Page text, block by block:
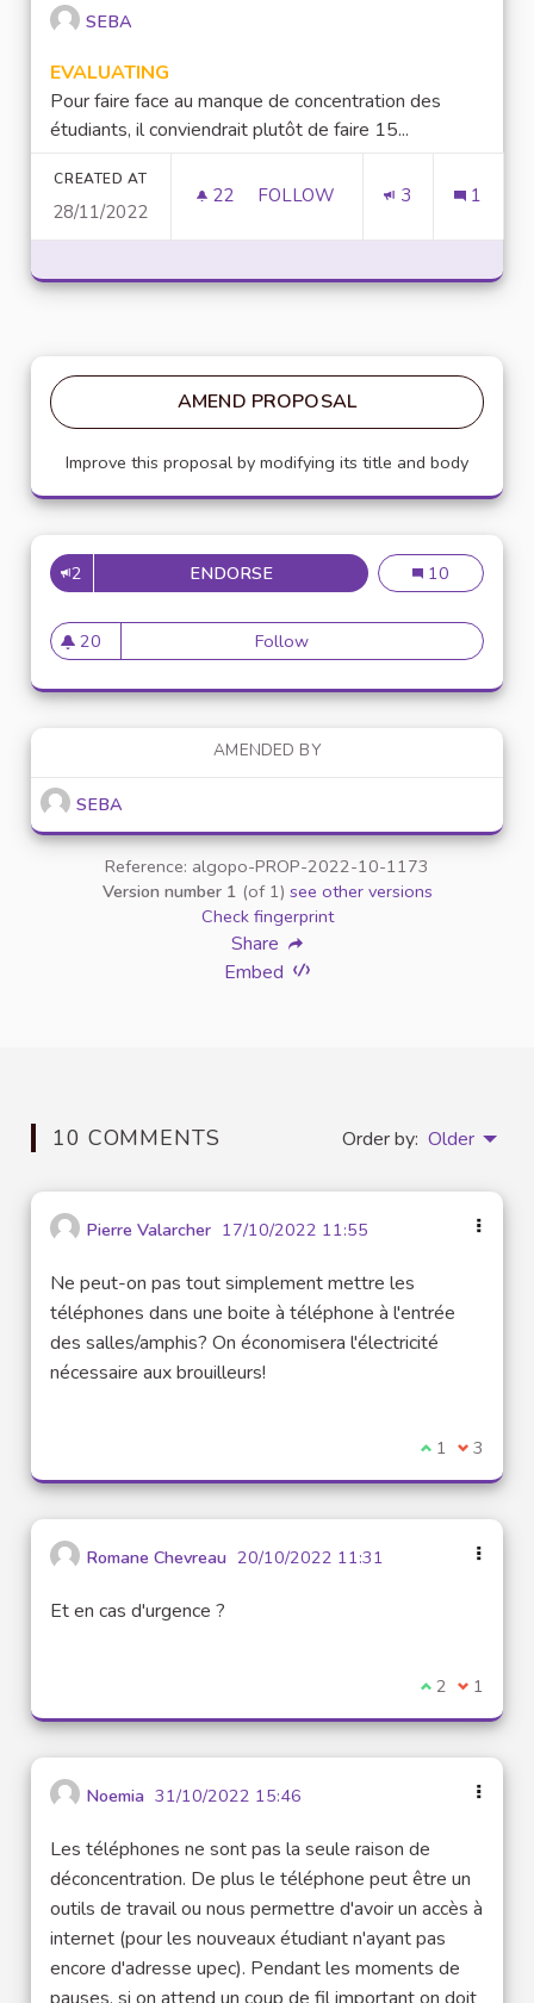
SEBA
EVALUATING
Pour faire face au manque de concentration des
étudiants, il conviendrait plutôt de faire 15...
CREATED AT
28/11/2022
22 22 FOLLOWERS
FOLLOW 3 1
AMEND PROPOSAL
Improve this proposal by modifying its title and body
2 ENDORSE UTILISER DES BROUILLEURS
Utiliser des
10
20
20 followers
FollowUtiliser des brouilleurs de
AMENDED BY
SEBA
Reference: algopo-PROP-2022-10-1173
Version number 1 (of 1) see other versions
Check fingerprint
Share
Embed
10 COMMENTS Order by: Older
Pierre Valarcher 17/10/2022 11:55
Ne peut-on pas tout simplement mettre les
téléphones dans une boite à téléphone à l'entrée
des salles/amphis? On économisera l'électricité
nécessaire aux brouilleurs!
I agree with
1 I 3
Romane Chevreau 20/10/2022 11:31
Et en cas d'urgence ?
I agree with
2 I 1
Noemia 31/10/2022 15:46
Les téléphones ne sont pas la seule raison de
déconcentration. De plus le téléphone peut être un
outils de travail ou nous permettre d'avoir un accès à
internet (pour les nouveaux étudiant n'ayant pas
encore d'adresse upec). Pendant les moments de